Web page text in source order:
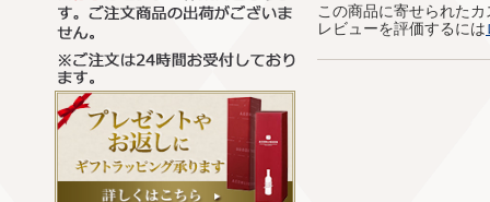
この商品に寄せられた
レビューを評価するには